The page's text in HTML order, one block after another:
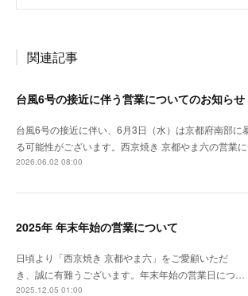
関連記事
台風6号の接近に伴う営業についてのお知らせ
台風6号の接近に伴い、6月3日（水）は京都府南部に
る可能性がございます。西京焼き 京都やま六の営業
2026.06.02 08:00
2025年 年末年始の営業について
日頃より「西京焼き 京都やま六」をご愛顧いただ
き、誠に有難うございます。年末年始の営業日につ…
2025.12.05 01:00